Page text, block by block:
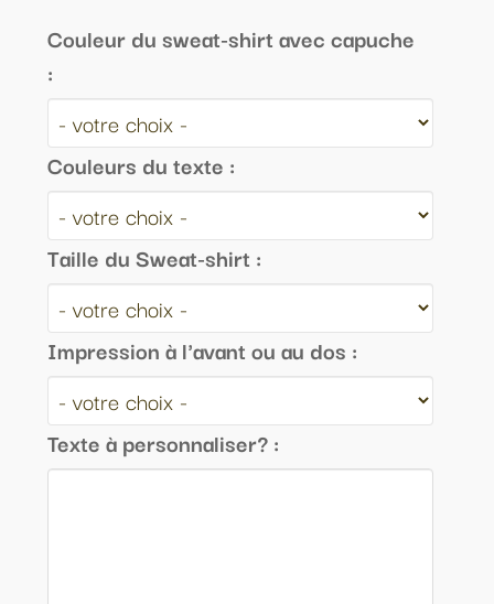
Couleur du sweat-shirt avec capuche
:
Couleurs du texte :
Taille du Sweat-shirt :
Impression à l'avant ou au dos :
Texte à personnaliser? :